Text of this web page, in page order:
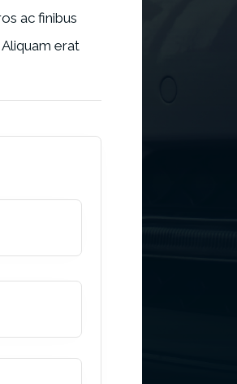
ac finibus
erat